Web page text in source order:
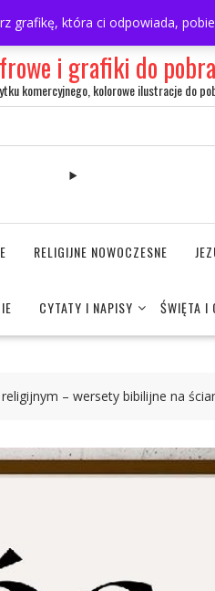
grafikę, która ci odpowiada,
i grafiki do
komercyjnego, kolorowe ilustracje do
RELIGIJNE NOWOCZESNE
CYTATY I NAPISY ŚWIĘTA I
– wersety bibilijne na